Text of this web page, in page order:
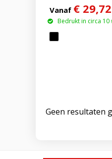
Vanaf € 29,72
Bedrukt in circa 10
Geen resultaten